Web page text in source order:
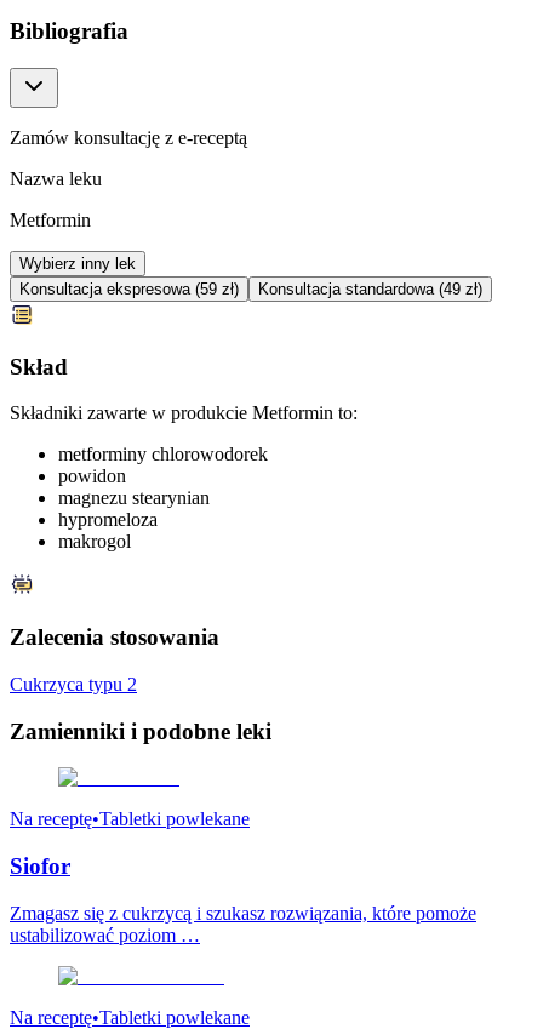
Bibliografia
Zamów konsultację z e-receptą
Nazwa leku
Metformin
Wybierz inny lek
Konsultacja ekspresowa (59 zł)
Konsultacja standardowa (49 zł)
Skład
Składniki zawarte w produkcie Metformin to:
metforminy chlorowodorek
powidon
magnezu stearynian
hypromeloza
makrogol
Zalecenia stosowania
Cukrzyca typu 2
Zamienniki i podobne leki
Na receptę•Tabletki powlekane
Siofor
Zmagasz się z cukrzycą i szukasz rozwiązania, które pomoże
ustabilizować poziom …
Na receptę•Tabletki powlekane